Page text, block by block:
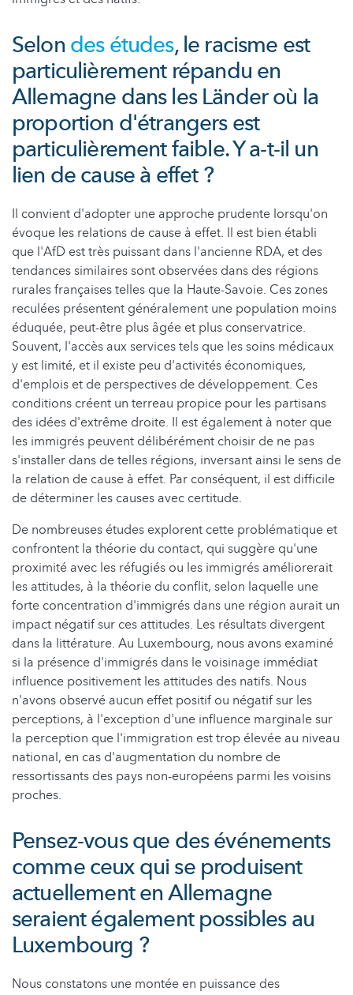
Selondes études, le racisme est
particulièrement répandu en
Allemagne dans les Länder où la
proportion d'étrangers est
particulièrement faible. Y a-t-il un
lien de cause à effet ?
Il convient d'adopter une approche prudente lorsqu'on
évoque les relations de cause à effet. Il est bien établi
que l'AfD est très puissant dans l'ancienne RDA, et des
tendances similaires sont observées dans des régions
rurales françaises telles que la Haute-Savoie. Ces zones
reculées présentent généralement une population moins
éduquée, peut-être plus âgée et plus conservatrice.
Souvent, l'accès aux services tels que les soins médicaux
y est limité, et il existe peu d'activités économiques,
d'emplois et de perspectives de développement. Ces
conditions créent un terreau propice pour les partisans
des idées d'extrême droite. Il est également à noter que
les immigrés peuvent délibérément choisir de ne pas
s'installer dans de telles régions, inversant ainsi le sens de
la relation de cause à effet. Par conséquent, il est difficile
de déterminer les causes avec certitude.
De nombreuses études explorent cette problématique et
confrontent la théorie du contact, qui suggère qu'une
proximité avec les réfugiés ou les immigrés améliorerait
les attitudes, à la théorie du conflit, selon laquelle une
forte concentration d'immigrés dans une région aurait un
impact négatif sur ces attitudes. Les résultats divergent
dans la littérature. Au Luxembourg, nous avons examiné
si la présence d'immigrés dans le voisinage immédiat
influence positivement les attitudes des natifs. Nous
n'avons observé aucun effet positif ou négatif sur les
perceptions, à l'exception d'une influence marginale sur
la perception que l'immigration est trop élevée au niveau
national, en cas d'augmentation du nombre de
ressortissants des pays non-européens parmi les voisins
proches.
Pensez-vous que des événements
comme ceux qui se produisent
actuellement en Allemagne
seraient également possibles au
Luxembourg ?
Nous constatons une montée en puissance des